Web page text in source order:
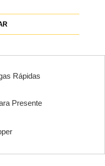
Rápidas
Presente